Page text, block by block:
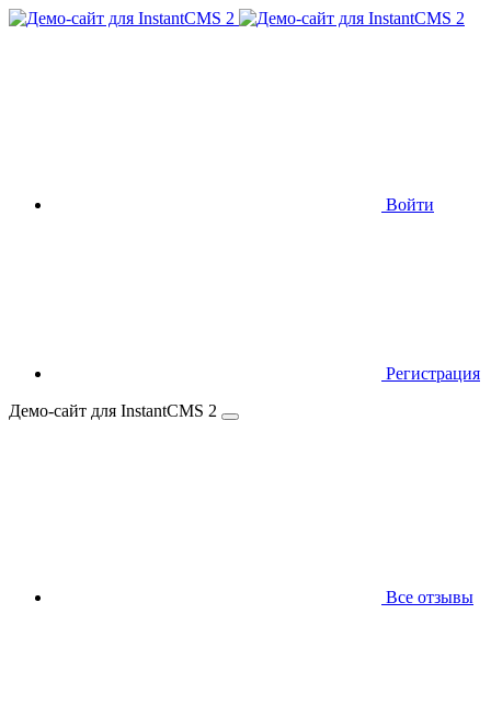
Войти
Регистрация
Демо-сайт для InstantCMS 2
Все отзывы